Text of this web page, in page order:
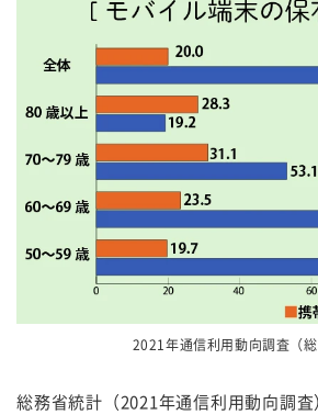
2021年通信利用動向調査（総
総務省統計（2021年通信利用動向調